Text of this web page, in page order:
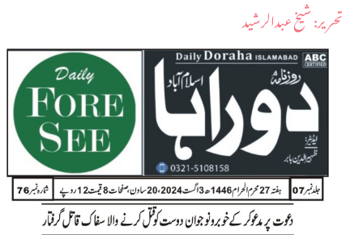
​تحریر: شیخ عبدالرشید